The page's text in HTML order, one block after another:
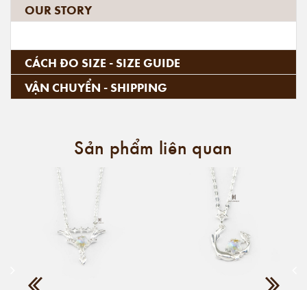
OUR STORY
CÁCH ĐO SIZE - SIZE GUIDE
VẬN CHUYỂN - SHIPPING
Sản phẩm liên quan